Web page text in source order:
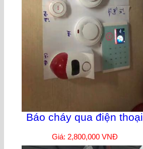
Báo cháy qua điện thoại
Giá: 2,800,000 VNĐ